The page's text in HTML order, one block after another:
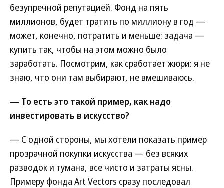
безупречной репутацией. Фонд на пять
миллионов, будет тратить по миллиону в год —
может, конечно, потратить и меньше: задача —
купить так, чтобы на этом можно было
заработать. Посмотрим, как сработает жюри: я не
знаю, что они там выбирают, не вмешиваюсь.
— То есть это такой пример, как надо
инвестировать в искусство?
— С одной стороны, мы хотели показать пример
прозрачной покупки искусства — без всяких
разводок и тумана, все чисто и затраты ясны.
Примеру фонда Art Vectors сразу последовал